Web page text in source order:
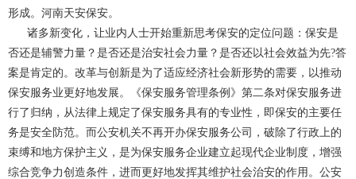
形成。河南天安保安。
诸多新变化，让业内人士开始重新思考保安的定位问题：保安是
否还是辅警力量？是否还是治安社会力量？是否还以社会效益为先?答
案是肯定的。改革与创新是为了适应经济社会新形势的需要，以推动
保安服务业更好地发展。《保安服务管理条例》第二条对保安服务进
行了归纳，从法律上规定了保安服务具有的专业性，即保安的主要任
务是安全防范。而公安机关不再开办保安服务公司，破除了行政上的
束缚和地方保护主义，是为保安服务企业建立起现代企业制度，增强
综合竞争力创造条件，进而更好地发挥其维护社会治安的作用。公安